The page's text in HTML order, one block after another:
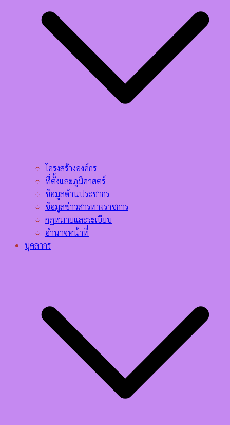
โครงสร้างองค์กร
ที่ตั้งและภูมิศาสตร์
ข้อมูลด้านประชากร
ข้อมูลข่าวสารทางราชการ
กฎหมายและระเบียบ
อำนาจหน้าที่
บุคลากร